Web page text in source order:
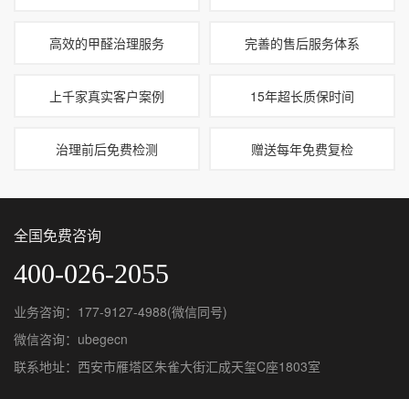
高效的甲醛治理服务 完善的售后服务体系
上千家真实客户案例 15年超长质保时间
治理前后免费检测 赠送每年免费复检
全国免费咨询
400-026-2055
业务咨询：177-9127-4988(微信同号)
微信咨询：ubegecn
联系地址：西安市雁塔区朱雀大街汇成天玺C座1803室